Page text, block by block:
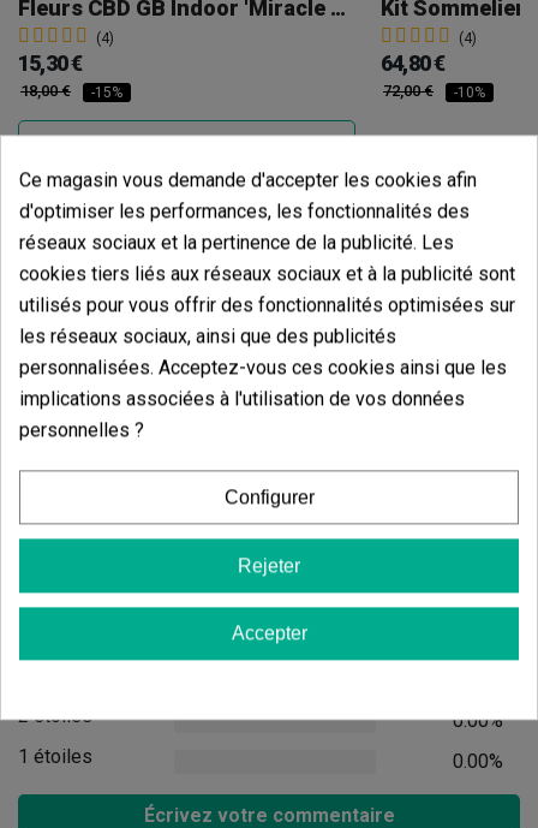
Fleurs CBD GB Indoor 'Miracle Alien Cookies'
(4)
15,30 €
18,00 € -15%
Ajouter au panier
Kit Sommelier
(4)
64,80 €
72,00 € -10%
5 étoiles
50.00%
2 étoiles
0.00%
1 étoiles
0.00%
Écrivez votre commentaire
Ce magasin vous demande d'accepter les cookies afin
d'optimiser les performances, les fonctionnalités des
réseaux sociaux et la pertinence de la publicité. Les
cookies tiers liés aux réseaux sociaux et à la publicité sont
utilisés pour vous offrir des fonctionnalités optimisées sur
les réseaux sociaux, ainsi que des publicités
personnalisées. Acceptez-vous ces cookies ainsi que les
implications associées à l'utilisation de vos données
personnelles ?
Configurer
Rejeter
Accepter